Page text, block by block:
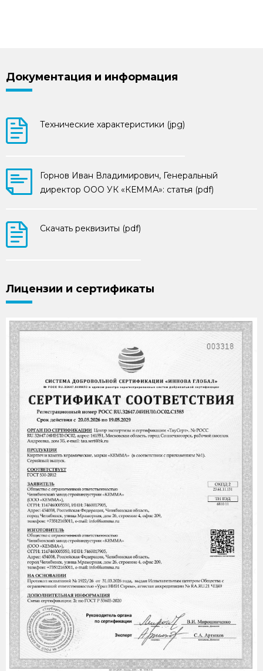
Документация и информация
Технические характеристики (jpg)
Горнов Иван Владимирович, Генеральный
директор ООО УК «КЕММА»: статья (pdf)
Скачать реквизиты (pdf)
Лицензии и сертификаты